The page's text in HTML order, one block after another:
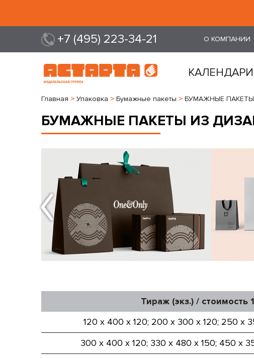
+7 (495) 223-34-21 О КОМПАНИИ
КАЛЕНДАРИ
Главная > Упаковка > Бумажные пакеты > БУМАЖНЫЕ
БУМАЖНЫЕ ПАКЕТЫ ИЗ
Тираж (экз.) / стоимость
120 х 400 х 120; 200 х 300 х 120; 250 х
300 х 400 х 120; 330 х 480 х 150; 450 х